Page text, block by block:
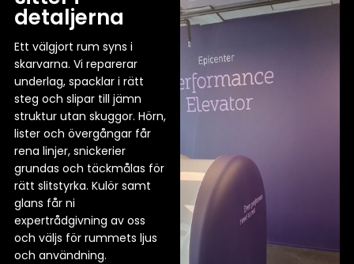
detaljerna
Ett välgjort rum syns i
skarvarna. Vi reparerar
underlag, spacklar i rätt
steg och slipar till jämn
struktur utan skuggor. Hörn,
lister och övergångar får
rena linjer, snickerier
grundas och täckmålas för
rätt slitstyrka. Kulör samt
glans får ni
expertrådgivning av oss
och väljs för rummets ljus
och användning.